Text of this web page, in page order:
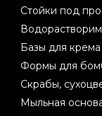
Стойки под
Базы для
Формы для
Скрабы,
Мыльная